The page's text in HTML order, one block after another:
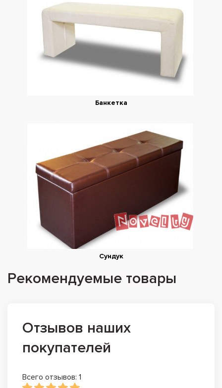
Банкетка
Сундук
Рекомендуемые товары
Отзывов наших
покупателей
Всего отзывов: 1